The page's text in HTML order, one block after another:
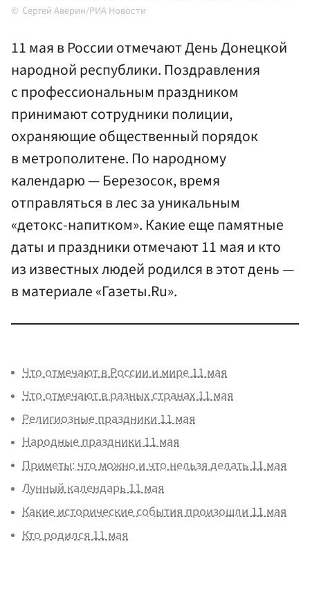
Сергей Аверин/РИА Новости
11 мая в России отмечают День Донецкой
народной республики. Поздравления
с профессиональным праздником
принимают сотрудники полиции,
охраняющие общественный порядок
в метрополитене. По народному
календарю — Березосок, время
отправляться в лес за уникальным
«детокс-напитком». Какие еще памятные
даты и праздники отмечают 11 мая и кто
из известных людей родился в этот день —
в материале «Газеты.Ru».
Что отмечают в России и мире 11 мая
Что отмечают в разных странах 11 мая
Религиозные праздники 11 мая
Народные праздники 11 мая
Приметы: что можно и что нельзя делать 11 мая
Лунный календарь 11 мая
Какие исторические события произошли 11 мая
Кто родился 11 мая